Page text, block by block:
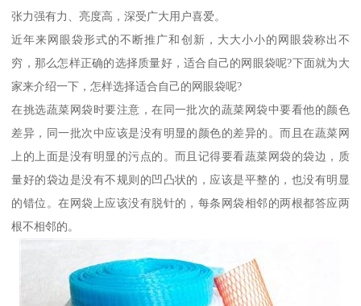
张力强有力、亮度高，深受广大用户喜爱。
近年来网眼袋形式的不断推广和创新，大大小小的网眼袋称出不
穷，那么怎样正确的选择质量好，适合自己的网眼袋呢?下面就为大
家来介绍一下，怎样选择适合自己的网眼袋呢?
在挑选蔬菜网袋时要注意，在同一批次的蔬菜网袋中要看他的颜色
差异，同一批次中应该是没有明显的颜色的差异的。而且在蔬菜网
上的上面是没有明显的污点的。而且记得要看蔬菜网袋的袋边，质
量好的袋边是没有不规则的凹凸状的，应该是平整的，也没有明显
的错位。在网袋上应该没有脱针的，每条网袋相邻的两根都答应两
根不相邻的。